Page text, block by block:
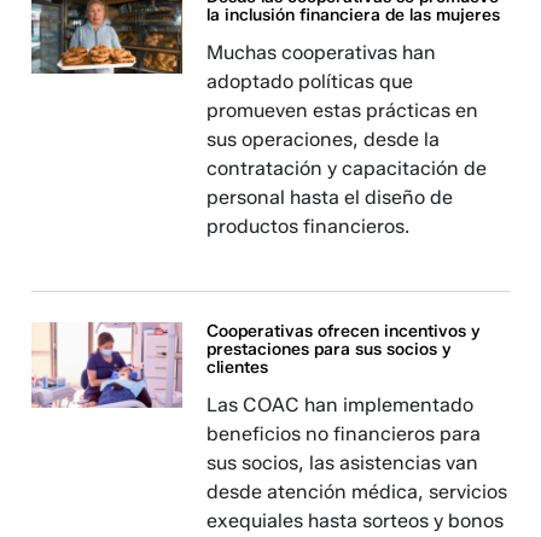
la inclusión financiera de las mujeres
Muchas cooperativas han
adoptado políticas que
promueven estas prácticas en
sus operaciones, desde la
contratación y capacitación de
personal hasta el diseño de
productos financieros.
Cooperativas ofrecen incentivos y
prestaciones para sus socios y
clientes
Las COAC han implementado
beneficios no financieros para
sus socios, las asistencias van
desde atención médica, servicios
exequiales hasta sorteos y bonos